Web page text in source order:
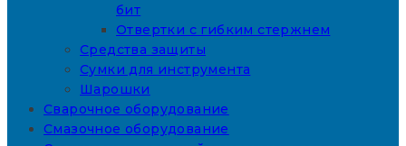
бит
Отвертки с гибким стержнем
Средства защиты
Сумки для инструмента
Шарошки
Сварочное оборудование
Смазочное оборудование